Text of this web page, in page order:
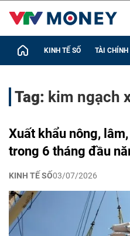
KINH TẾ SỐ TÀI CHÍNH
Tag: kim ngạch
Xuất khẩu nông,
trong 6 tháng đầu
KINH TẾ SỐ03/07/2026